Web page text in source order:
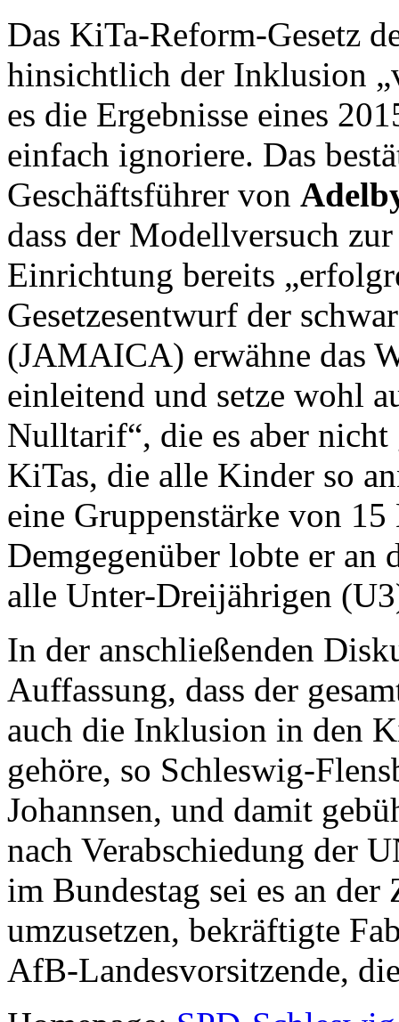
Das KiTa-Reform-Gesetz
hinsichtlich der Inklusion
es die Ergebnisse eines
einfach ignoriere. Das
Geschäftsführer von
dass der Modellversuch
Einrichtung bereits
Gesetzesentwurf der
(JAMAICA) erwähne das
einleitend und setze wohl
Nulltarif“, die es aber
KiTas, die alle Kinder so
eine Gruppenstärke von
Demgegenüber lobte er an
alle Unter-Dreijährigen
In der anschließenden
Auffassung, dass der
auch die Inklusion in den
gehöre, so Schleswig-
Johannsen, und damit
nach Verabschiedung der
im Bundestag sei es an der
umzusetzen, bekräftigte
AfB-Landesvorsitzende,